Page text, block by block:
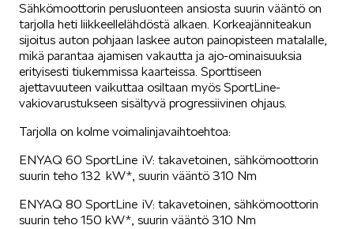
KAROQ
KODIAQ
Sähkömoottorin perusluonteen ansiosta suurin vääntö on
tarjolla heti liikkeellelähdöstä alkaen. Korkeajänniteakun
sijoitus auton pohjaan laskee auton painopisteen matalalle,
mikä parantaa ajamisen vakautta ja ajo-ominaisuuksia
erityisesti tiukemmissa kaarteissa. Sporttiseen
ajettavuuteen vaikuttaa osiltaan myös SportLine-
vakiovarustukseen sisältyvä progressiivinen ohjaus.
Tarjolla on kolme voimalinjavaihtoehtoa:
ENYAQ 60 SportLine iV: takavetoinen, sähkömoottorin
suurin teho 132 kW*, suurin vääntö 310 Nm
ENYAQ 80 SportLine iV: takavetoinen, sähkömoottorin
suurin teho 150 kW*, suurin vääntö 310 Nm